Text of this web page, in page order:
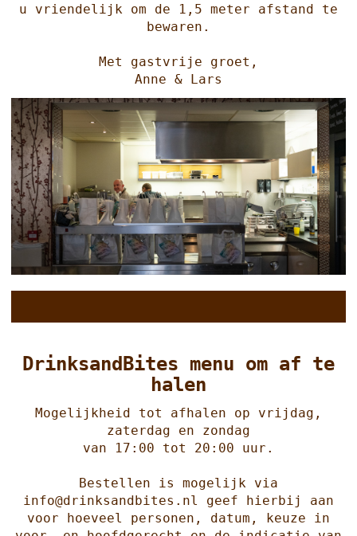
u vriendelijk om de 1,5 meter afstand te
bewaren.
Met gastvrije groet,
Anne & Lars
DrinksandBites menu om af te
halen
Mogelijkheid tot afhalen op vrijdag,
zaterdag en zondag
van 17:00 tot 20:00 uur.
Bestellen is mogelijk via
info@drinksandbites.nl geef hierbij aan
voor hoeveel personen, datum, keuze in